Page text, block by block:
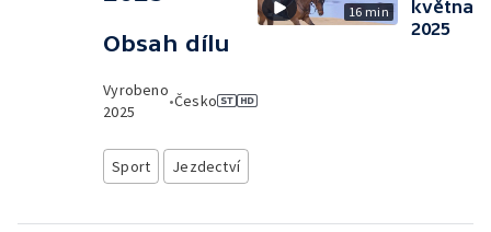
Obsah dílu
Vyrobeno
2025
•Česko
Sport Jezdectví
16 min
května
2025